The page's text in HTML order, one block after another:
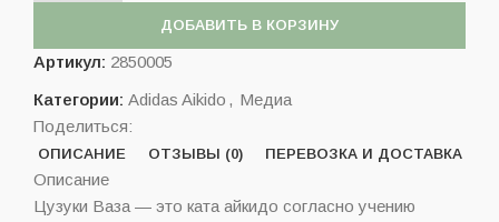
ДОБАВИТЬ В КОРЗИНУ
Артикул: 2850005
Категории: Adidas Aikido , Медиа
Поделиться:
ОПИСАНИЕ ОТЗЫВЫ (0) ПЕРЕВОЗКА И ДОСТАВКА
Описание
Цузуки Ваза — это ката айкидо согласно учению